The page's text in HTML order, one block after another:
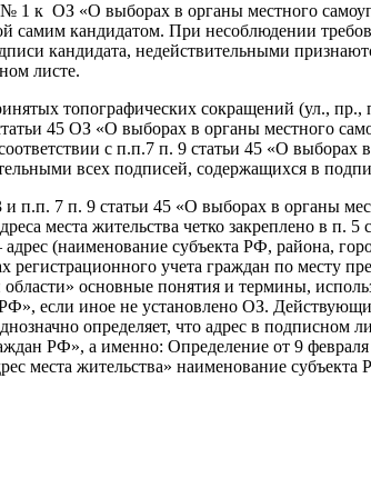
1 к ОЗ «О выборах в органы местного
кандидатом. При несоблюдении
кандидата, недействительными
листе.
топографических сокращений (ул., пр.,
45 ОЗ «О выборах в органы местного
с п.п.7 п. 9 статьи 45 «О выборах
всех подписей, содержащихся в
7 п. 9 статьи 45 «О выборах в органы
места жительства четко закреплено в п.
(наименование субъекта РФ, района,
учета граждан по месту
основные понятия и термины,
если иное не установлено ОЗ.
определяет, что адрес в подписном
РФ», а именно: Определение от 9
места жительства» наименование субъекта